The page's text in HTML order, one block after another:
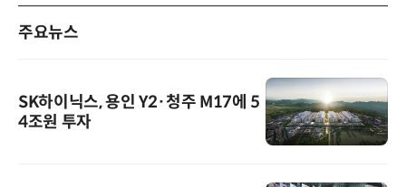
주요뉴스
SK하이닉스, 용인 Y2·청주 M17에 5
4조원 투자